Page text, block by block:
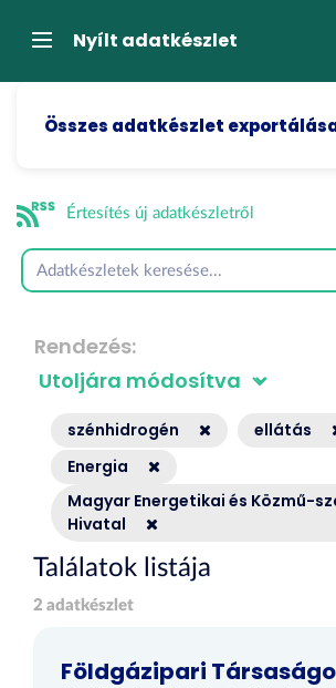
átugrásaNavigációNyílt adatkészlet
Összes adatkészlet
Értesítés új adatkészletről
Rendezés
szénhidrogén
ellátás
Energia
Magyar Energetikai és Közmű-
Hivatal
Találatok listája
2 adatkészlet
Földgázipari